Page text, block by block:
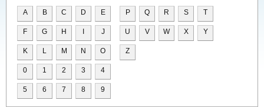
A B C D E
F G H J
K L M N O
P Q R S T
U V W X Y
Z
0 1 2 3 4
5 6 7 8 9